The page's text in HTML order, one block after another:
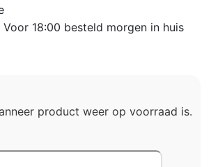
18:00 besteld morgen in huis
product weer op voorraad is.